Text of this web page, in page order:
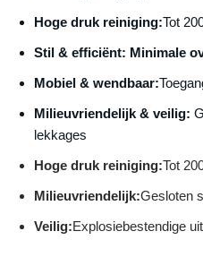
Hoge druk reiniging:Tot
Stil & efficiënt: Minimale
Mobiel & wendbaar:
Milieuvriendelijk & veilig:
lekkages
Hoge druk reiniging:Tot
Milieuvriendelijk:Gesloten
Veilig:Explosiebestendige